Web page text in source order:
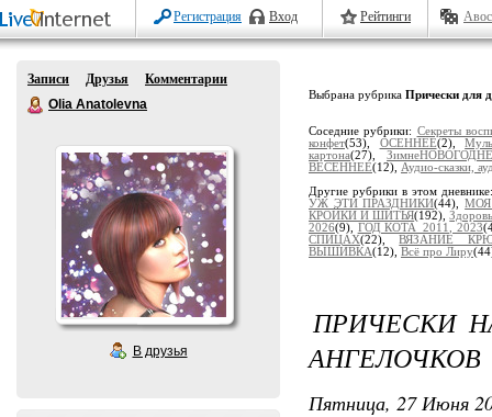
Регистрация Вход Рейтинги
Записи Друзья
Комментарии
Olia Anatolevna
В друзья
Выбрана рубрика Прически для
Соседние рубрики: Секреты
конфет(53), ОСЕННЕЕ(2),
картона(27),
ВЕСЕННЕЕ(12), Аудио-сказки,
Другие рубрики в этом
УЖ ЭТИ ПРАЗДНИКИ(44),МОЯ
КРОЙКИ И ШИТЬЯ(192),
2026(9), ГОД КОТА_2011, 2023
СПИЦАХ(22),ВЯЗАНИЕ
ВЫШИВКА(12), Всё про Лиру
ПРИЧЕСКИ
АНГЕЛОЧКОВ
Пятница, 27 Июня